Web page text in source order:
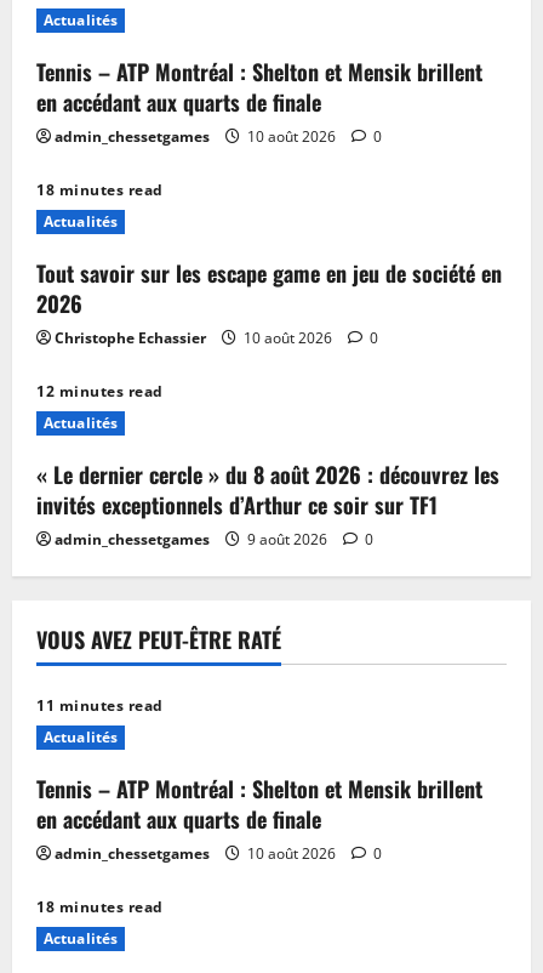
Actualités
Tennis – ATP Montréal : Shelton et Mensik brillent
en accédant aux quarts de finale
admin_chessetgames 10 août 2026 0
18 minutes read
Actualités
Tout savoir sur les escape game en jeu de société en
2026
Christophe Echassier 10 août 2026 0
12 minutes read
Actualités
« Le dernier cercle » du 8 août 2026 : découvrez les
invités exceptionnels d’Arthur ce soir sur TF1
admin_chessetgames 9 août 2026 0
VOUS AVEZ PEUT-ÊTRE RATÉ
11 minutes read
Actualités
Tennis – ATP Montréal : Shelton et Mensik brillent
en accédant aux quarts de finale
admin_chessetgames 10 août 2026 0
18 minutes read
Actualités